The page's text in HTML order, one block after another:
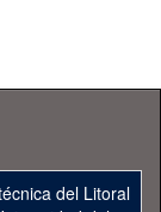
del Litoral